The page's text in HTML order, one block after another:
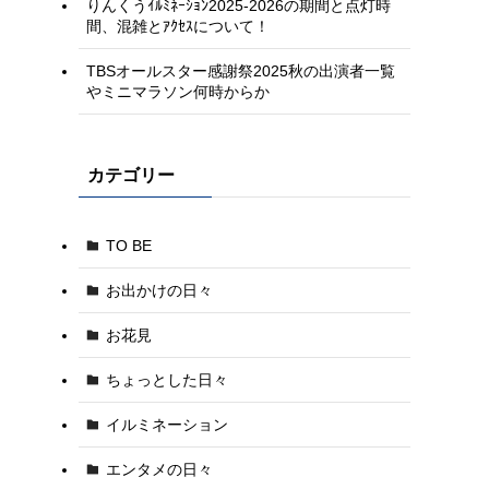
りんくうｲﾙﾐﾈｰｼｮﾝ2025-2026の期間と点灯時
間、混雑とｱｸｾｽについて！
TBSオールスター感謝祭2025秋の出演者一覧
やミニマラソン何時からか
カテゴリー
TO BE
お出かけの日々
お花見
ちょっとした日々
イルミネーション
エンタメの日々